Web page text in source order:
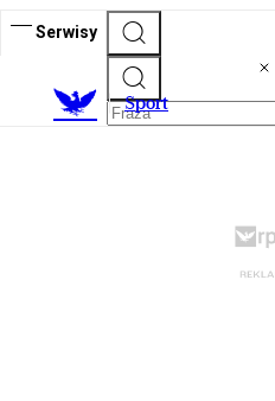
Serwisy
Sport